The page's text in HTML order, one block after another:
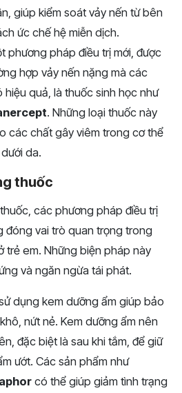
giúp kiểm soát vảy nến từ bên
ức chế hệ miễn dịch.
phương pháp điều trị mới, được
hợp vảy nến nặng mà các
quả, là thuốc sinh học như
. Những loại thuốc này
các chất gây viêm trong cơ thể
da.
thuốc
các phương pháp điều trị
đóng vai trò quan trọng trong
trẻ em. Những biện pháp này
và ngăn ngừa tái phát.
dụng kem dưỡng ẩm giúp bảo
nứt nẻ. Kem dưỡng ẩm nên
đặc biệt là sau khi tắm, để giữ
ướt. Các sản phẩm như
có thể giúp giảm tình trạng